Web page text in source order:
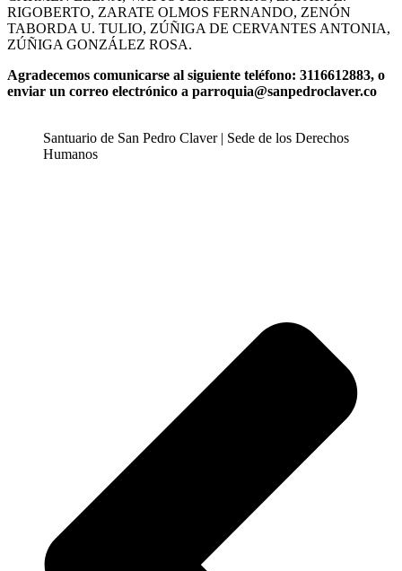
RIGOBERTO, ZARATE OLMOS FERNANDO, ZENÓN
TABORDA U. TULIO, ZÚÑIGA DE CERVANTES ANTONIA,
ZÚÑIGA GONZÁLEZ ROSA.
Agradecemos comunicarse al siguiente teléfono: 3116612883, o
enviar un correo electrónico a parroquia@sanpedroclaver.co
Santuario de San Pedro Claver | Sede de los Derechos
Humanos